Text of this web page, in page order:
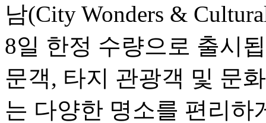
남(City Wonders &
8일 한정 수량으로 출시
문객, 타지 관광객 및 문
는 다양한 명소를 편리하